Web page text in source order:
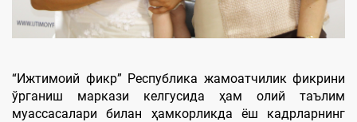
“Ижтимоий фикр” Республика жамоатчилик фикрини
ўрганиш маркази келгусида ҳам олий таълим
муассасалари билан ҳамкорликда ёш кадрларнинг